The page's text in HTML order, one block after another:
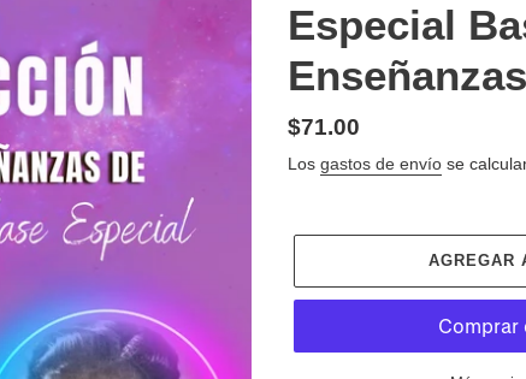
Especial
Precio
habitual
$71.00
Los gastos de envío se
AGREGAR